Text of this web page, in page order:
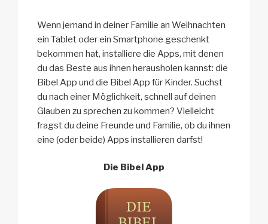
Wenn jemand in deiner Familie an Weihnachten
ein Tablet oder ein Smartphone geschenkt
bekommen hat, installiere die Apps, mit denen
du das Beste aus ihnen herausholen kannst: die
Bibel App und die Bibel App für Kinder. Suchst
du nach einer Möglichkeit, schnell auf deinen
Glauben zu sprechen zu kommen? Vielleicht
fragst du deine Freunde und Familie, ob du ihnen
eine (oder beide) Apps installieren darfst!
Die Bibel App